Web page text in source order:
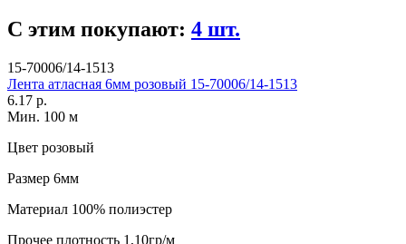
С этим покупают: 4 шт.
15-70006/14-1513
Лента атласная 6мм розовый 15-70006/14-1513
6.17 р.
Мин. 100 м
Цвет розовый
Размер 6мм
Материал 100% полиэстер
Прочее плотность 1,10гр/м